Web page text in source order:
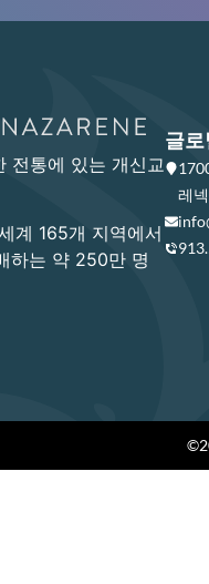
전통에 있는 개신교
계 165개 지역에서
하는 약 250만 명
글로
레